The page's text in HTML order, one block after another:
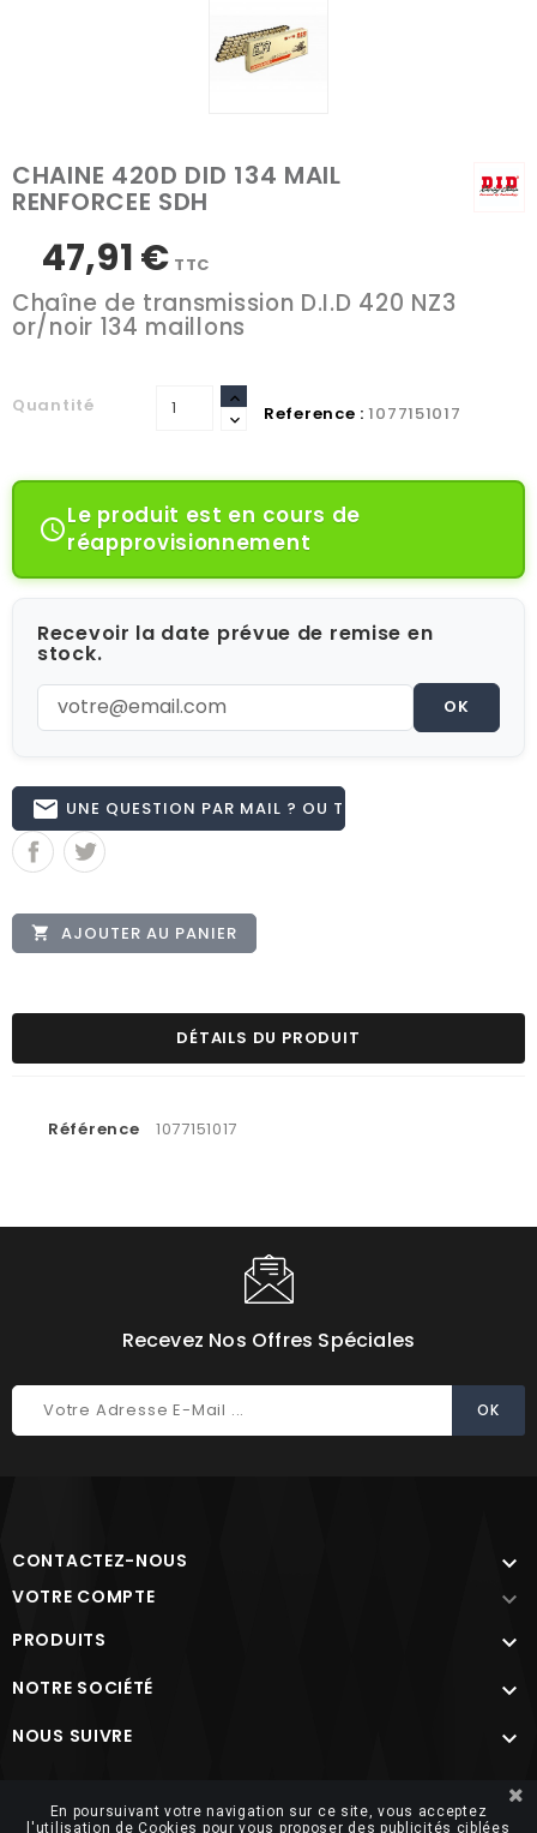
CHAINE 420D DID 134 MAIL
RENFORCEE SDH
47,91 € TTC
Chaîne de transmission D.I.D 420 NZ3
or/noir 134 maillons
Quantité Reference : 1077151017
Le produit est en cours de
réapprovisionnement
Recevoir la date prévue de remise en
stock.
OK
email UNE QUESTION PAR MAIL ? OU TÉL 02.51.62.16.59
 AJOUTER AU PANIER
DÉTAILS DU PRODUIT
Référence 1077151017
Recevez Nos Offres Spéciales
CONTACTEZ-NOUS 
VOTRE COMPTE 
PRODUITS 
NOTRE SOCIÉTÉ 
NOUS SUIVRE 
En poursuivant votre navigation sur ce site, vous acceptez
l'utilisation de Cookies pour vous proposer des publicités ciblées